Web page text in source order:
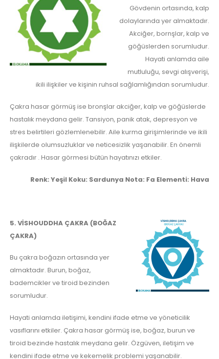
Gövdenin ortasında, kalp
dolaylarında yer almaktadır.
Akciğer, bornşlar, kalp ve
göğüslerden sorumludur.
Hayati anlamda aile
mutluluğu, sevgi alışverişi,
ikili ilişkiler ve kişinin ruhsal sağlamlığından sorumludur.
Çakra hasar görmüş ise bronşlar akciğer, kalp ve göğüslerde
hastalık meydana gelir. Tansiyon, panik atak, depresyon ve
stres belirtileri gözlemlenebilir. Aile kurma girişimlerinde ve ikili
ilişkilerde olumsuzluklar ve neticesizlik yaşanabilir. En önemli
çakradır . Hasar görmesi bütün hayatınızı etkiler.
Renk: Yeşil Koku: Sardunya Nota: Fa Elementi: Hava
5. VİSHOUDDHA ÇAKRA (BOĞAZ
ÇAKRA)
Bu çakra boğazın ortasında yer
almaktadır. Burun, boğaz,
bademcikler ve tiroid bezinden
sorumludur.
Hayati anlamda iletişimi, kendini ifade etme ve yöneticilik
vasıflarını etkiler. Çakra hasar görmüş ise, boğaz, burun ve
tiroid bezinde hastalık meydana gelir. Özgüven, iletişim ve
kendini ifade etme ve kekemelik problemi yaşanabilir.